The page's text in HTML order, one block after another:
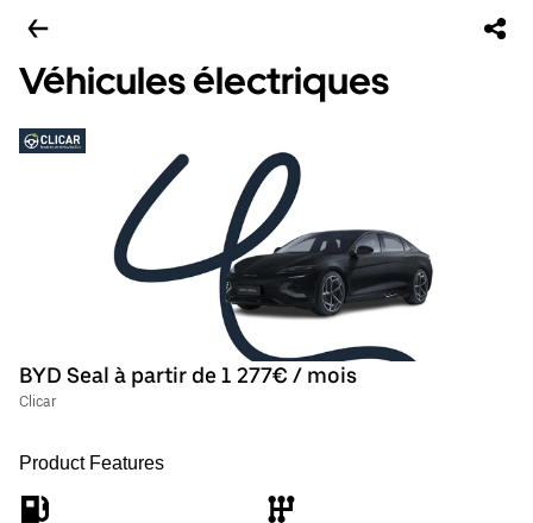
Véhicules électriques
BYD Seal à partir de 1 277€ / mois
Clicar
Product Features